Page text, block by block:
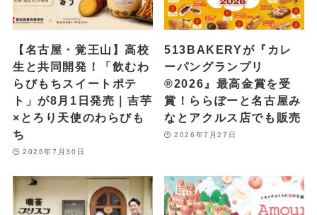
【名古屋・覚王山】高校
生と共同開発！「飲むわ
らびもちスイートポテ
ト」が8月1日発売｜吉芋
×とろり天使のわらびも
ち
2026年7月30日
513BAKERYが『カレ
ーパングランプリ
®2026』最高金賞を受
賞！ららぽーと名古屋み
なとアクルス店でも販売
2026年7月27日